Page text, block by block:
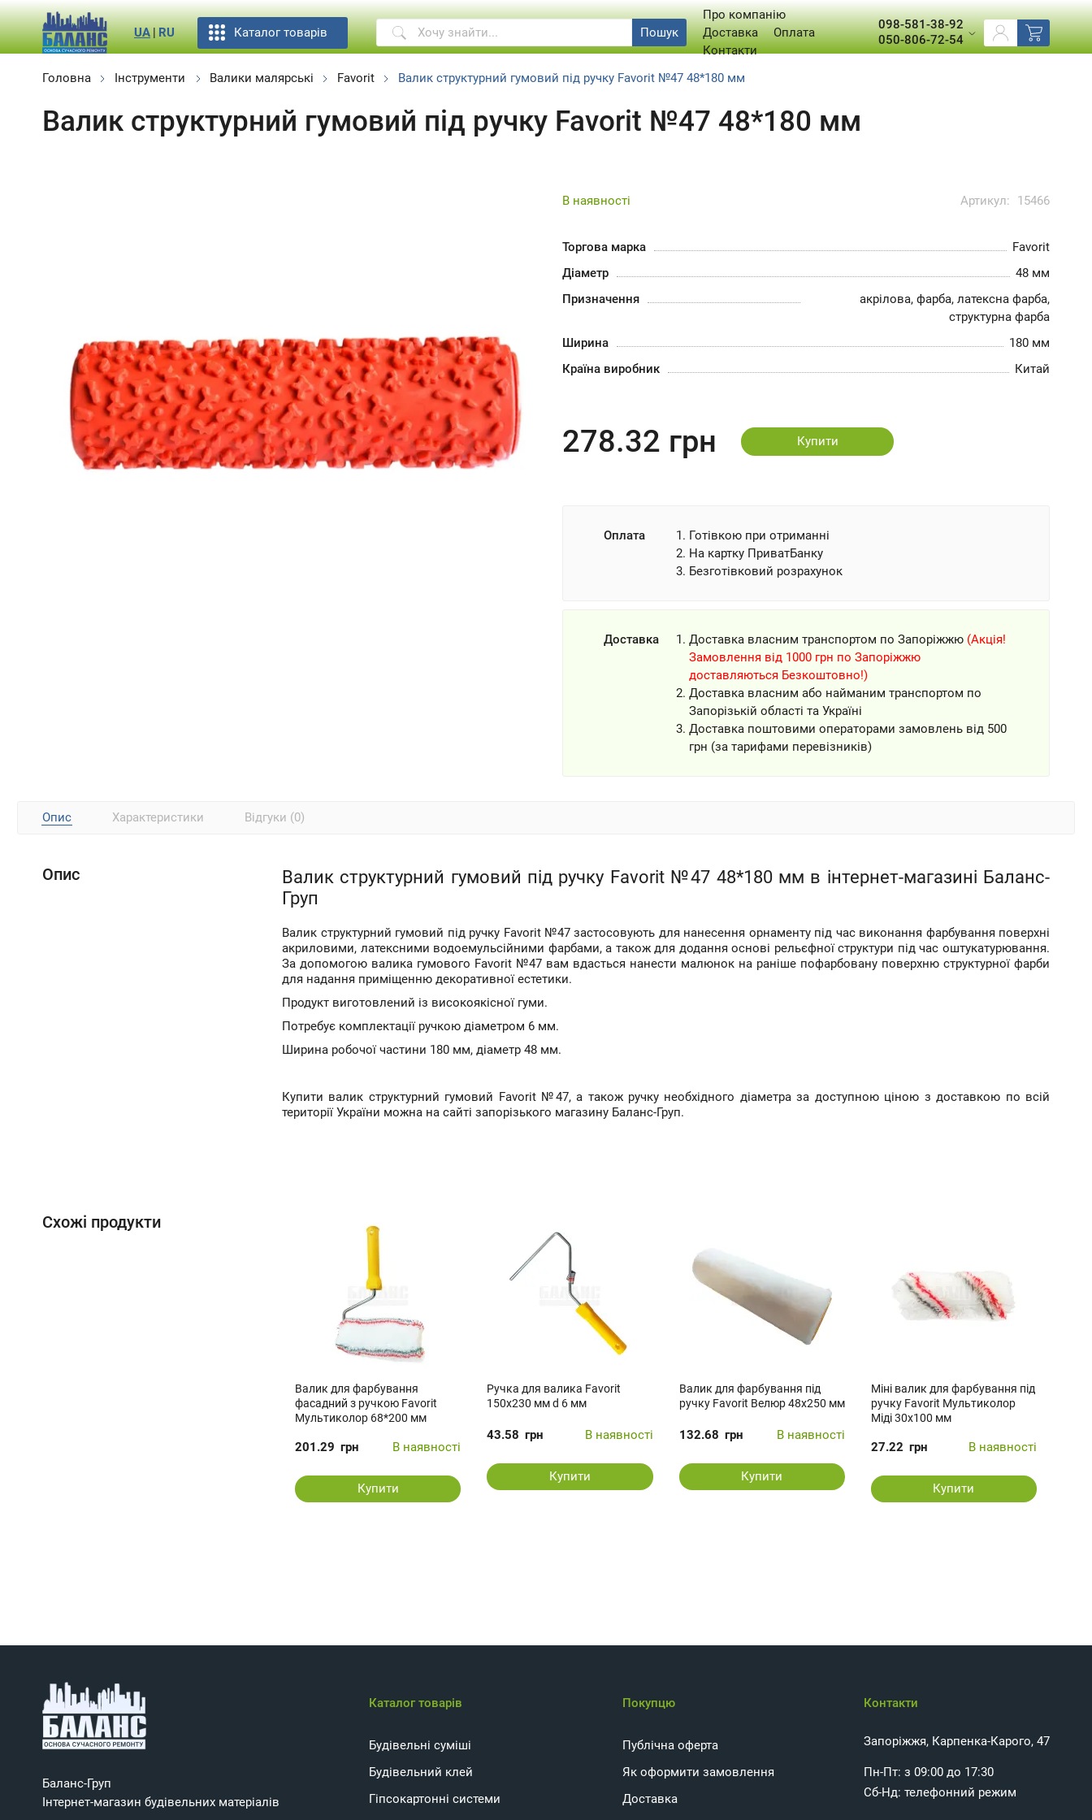
RU
|
UA Каталог товарів Пошук
Про компанію
Доставка
Оплата
Контакти
098-581-38-92
050-806-72-54
Головна Інструменти Валики малярські Favorit Валик структурний гумовий під ручку Favorit №47 48*180 мм
Валик структурний гумовий під ручку Favorit №47 48*180 мм
В наявності Артикул: 15466
Торгова марка
Favorit
Діаметр
48 мм
Призначення
акрілова, фарба, латексна фарба,
структурна фарба
Ширина
180 мм
Країна виробник
Китай
278.32 грн Купити
Оплата
Готівкою при отриманні
На картку ПриватБанку
Безготівковий розрахунок
Доставка Доставка власним транспортом по Запоріжжю (Акція!
Замовлення від 1000 грн по Запоріжжю
доставляються Безкоштовно!)
Доставка власним або найманим транспортом по
Запорізькій області та Україні
Доставка поштовими операторами замовлень від 500
грн (за тарифами перевізників)
Опис Характеристики Відгуки (0)
Опис
Валик структурний гумовий під ручку Favorit №47 48*180 мм в інтернет-магазині Баланс-
Груп
Валик структурний гумовий під ручку Favorit №47 застосовують для нанесення орнаменту під час виконання фарбування поверхні
акриловими, латексними водоемульсійними фарбами, а також для додання основі рельєфної структури під час оштукатурювання.
За допомогою валика гумового Favorit №47 вам вдасться нанести малюнок на раніше пофарбовану поверхню структурної фарби
для надання приміщенню декоративної естетики.
Продукт виготовлений із високоякісної гуми.
Потребує комплектації ручкою діаметром 6 мм.
Ширина робочої частини 180 мм, діаметр 48 мм.
Купити валик структурний гумовий Favorit №47, а також ручку необхідного діаметра за доступною ціною з доставкою по всій
території України можна на сайті запорізького магазину Баланс-Груп.
Схожі продукти
Валик для фарбування
фасадний з ручкою Favorit
Мультиколор 68*200 мм
201.29 грн В наявності
Купити
Ручка для валика Favorit
150х230 мм d 6 мм
43.58 грн В наявності
Купити
Валик для фарбування під
ручку Favorit Велюр 48х250 мм
132.68 грн В наявності
Купити
Міні валик для фарбування під
ручку Favorit Мультиколор
Міді 30х100 мм
27.22 грн В наявності
Купити
Баланс-Груп
Інтернет-магазин будівельних матеріалів
Каталог товарів
Будівельні суміші
Будівельний клей
Гіпсокартонні системи
Покупцю
Публічна оферта
Як оформити замовлення
Доставка
Контакти
Запоріжжя, Карпенка-Карого, 47
Пн-Пт: з 09:00 до 17:30
Сб-Нд: телефонний режим